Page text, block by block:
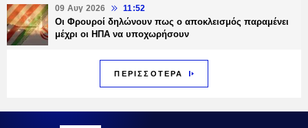
09 Αυγ 2026 11:52
Οι Φρουροί δηλώνουν πως ο αποκλεισμός παραμένει
μέχρι οι ΗΠΑ να υποχωρήσουν
ΠΕΡΙΣΣΟΤΕΡΑ